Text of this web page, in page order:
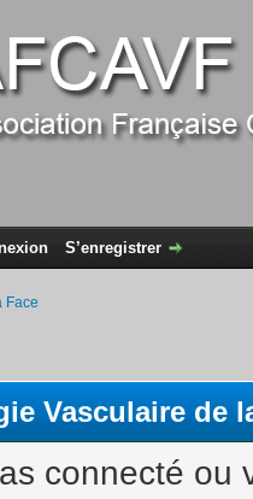
S’enregistrer
Face
Vasculaire de
connecté ou